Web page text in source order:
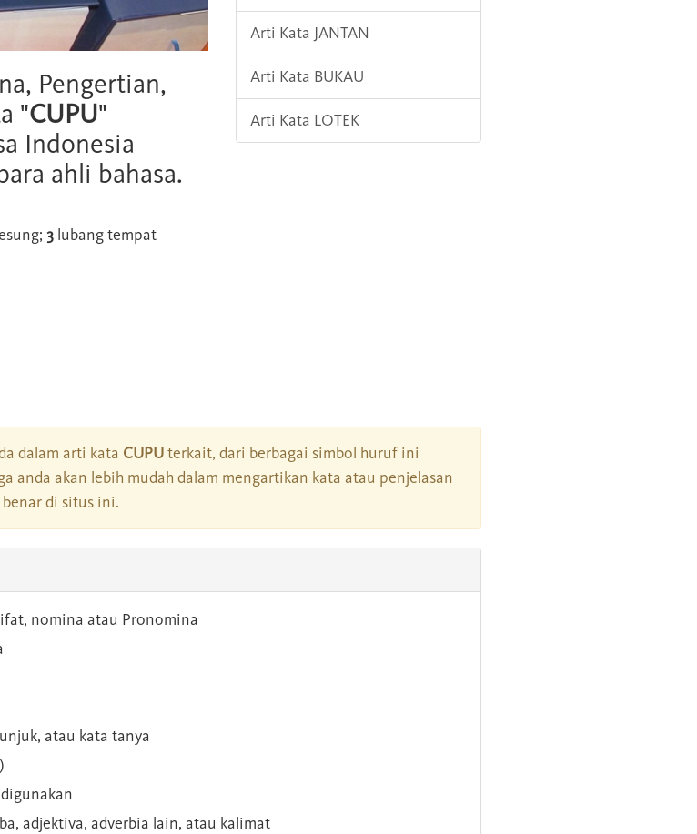
Pengertian,
"CUPU"
Indonesia
ahli bahasa.
3 lubang tempat
Arti Kata JANTAN
Arti Kata BUKAU
Arti Kata LOTEK
dalam arti kata CUPUterkait, dari berbagai simbol huruf ini
anda akan lebih mudah dalam mengartikan kata atau penjelasan
di situs ini.
nomina atau Pronomina
atau kata tanya
adjektiva, adverbia lain, atau kalimat